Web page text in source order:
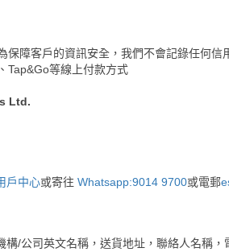
保障客戶的資訊安全，我們不會記錄任何信
Tap&Go等線上付款方式
Ltd.
戶中心或寄往 Whatsapp:9014 9700或電郵
/公司英文名稱，送貨地址，聯絡人名稱，